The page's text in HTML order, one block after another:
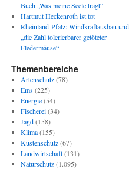
Buch „Was meine Seele trägt“
Hartmut Heckenroth ist tot
Rheinland-Pfalz: Windkraftausbau und
„die Zahl tolerierbarer getöteter
Fledermäuse“
Themenbereiche
Artenschutz(78)
Ems(225)
Energie(54)
Fischerei(34)
Jagd(158)
Klima(155)
Küstenschutz(67)
Landwirtschaft(131)
Naturschutz(1.095)